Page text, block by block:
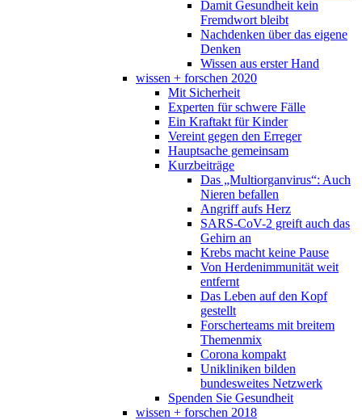
Damit Gesundheit kein
Fremdwort bleibt
Nachdenken über das eigene
Denken
Wissen aus erster Hand
wissen + forschen 2020
Mit Sicherheit
Experten für schwere Fälle
Ein Kraftakt für Kinder
Vereint gegen den Erreger
Hauptsache gemeinsam
Kurzbeiträge
Das „Multiorganvirus“: Auch
Nieren befallen
Angriff aufs Herz
SARS-CoV-2 greift auch das
Gehirn an
Krebs macht keine Pause
Von Herdenimmunität weit
entfernt
Das Leben auf den Kopf
gestellt
Forscherteams mit breitem
Themenmix
Corona kompakt
Unikliniken bilden
bundesweites Netzwerk
Spenden Sie Gesundheit
wissen + forschen 2018